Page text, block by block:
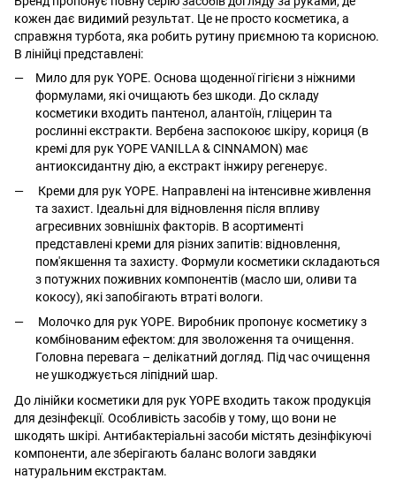
кожен дає видимий результат. Це не просто косметика, а
справжня турбота, яка робить рутину приємною та корисною.
В лінійці представлені:
Мило для рук YOPE. Основа щоденної гігієни з ніжними
формулами, які очищають без шкоди. До складу
косметики входить пантенол, алантоїн, гліцерин та
рослинні екстракти. Вербена заспокоює шкіру, кориця (в
кремі для рук YOPE VANILLA & CINNAMON) має
антиоксидантну дію, а екстракт інжиру регенерує.
Креми для рук YOPE. Направлені на інтенсивне живлення
та захист. Ідеальні для відновлення після впливу
агресивних зовнішніх факторів. В асортименті
представлені креми для різних запитів: відновлення,
пом'якшення та захисту. Формули косметики складаються
з потужних поживних компонентів (масло ши, оливи та
кокосу), які запобігають втраті вологи.
Молочко для рук YOPE. Виробник пропонує косметику з
комбінованим ефектом: для зволоження та очищення.
Головна перевага – делікатний догляд. Під час очищення
не ушкоджується ліпідний шар.
До лінійки косметики для рук YOPE входить також продукція
для дезінфекції. Особливість засобів у тому, що вони не
шкодять шкірі. Антибактеріальні засоби містять дезінфікуючі
компоненти, але зберігають баланс вологи завдяки
натуральним екстрактам.